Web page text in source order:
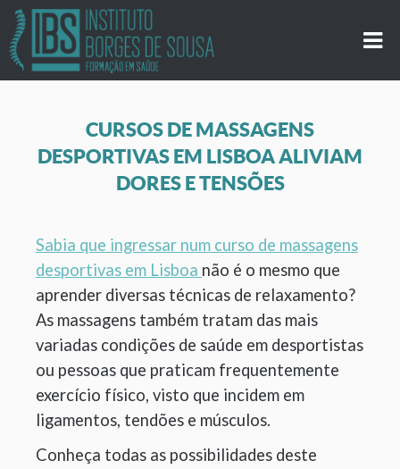
CURSOS DE MASSAGENS
DESPORTIVAS EM LISBOA ALIVIAM
DORES E TENSÕES
Sabia que ingressar num curso de massagens
desportivas em Lisboa não é o mesmo que
aprender diversas técnicas de relaxamento?
As massagens também tratam das mais
variadas condições de saúde em desportistas
ou pessoas que praticam frequentemente
exercício físico, visto que incidem em
ligamentos, tendões e músculos.
Conheça todas as possibilidades deste